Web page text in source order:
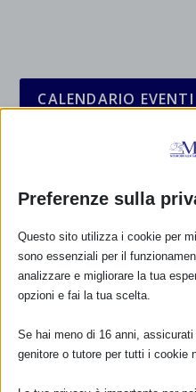
CALENDARIO EVENTI
TUTTI
FARMACI IN
GRAVIDANZA
NUMERO
Preferenze sulla
Questo sito utilizza i cookie per
sono essenziali per il
analizzare e migliorare la tua
opzioni e fai la tua scelta.
Se hai meno di 16 anni,
genitore o tutore per tutti i cookie